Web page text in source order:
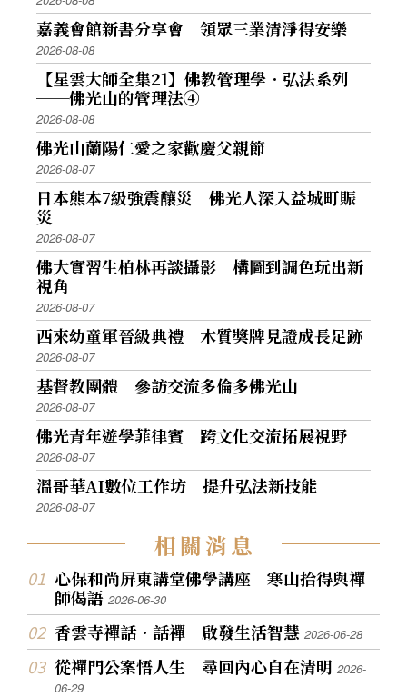
嘉義會館新書分享會 領眾三業清淨得安樂
2026-08-08
【星雲大師全集21】佛教管理學．弘法系列
──佛光山的管理法④
2026-08-08
佛光山蘭陽仁愛之家歡慶父親節
2026-08-07
日本熊本7級強震釀災 佛光人深入益城町賑
災
2026-08-07
佛大實習生柏林再談攝影 構圖到調色玩出新
視角
2026-08-07
西來幼童軍晉級典禮 木質獎牌見證成長足跡
2026-08-07
基督教團體 參訪交流多倫多佛光山
2026-08-07
佛光青年遊學菲律賓 跨文化交流拓展視野
2026-08-07
溫哥華AI數位工作坊 提升弘法新技能
2026-08-07
相關消息
心保和尚屏東講堂佛學講座 寒山拾得與禪
師偈語2026-06-30
香雲寺禪話．話禪 啟發生活智慧2026-06-28
從禪門公案悟人生 尋回內心自在清明2026-
06-29